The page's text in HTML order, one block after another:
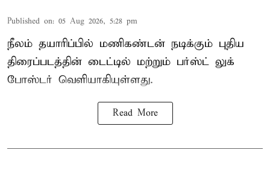
Published on: 05 Aug 2026, 5:28 pm
நீலம் தயாரிப்பில் மணிகண்டன் நடிக்கும் புதிய
திரைப்படத்தின் டைட்டில் மற்றும் பர்ஸ்ட் லுக்
போஸ்டர் வெளியாகியுள்ளது.
Read More